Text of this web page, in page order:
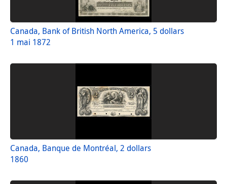
Canada, Bank of British North America, 5 dollars
1 mai 1872
Canada, Banque de Montréal, 2 dollars
1860